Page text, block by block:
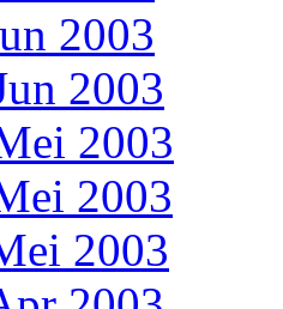
2003
2003
2003
2003
2003